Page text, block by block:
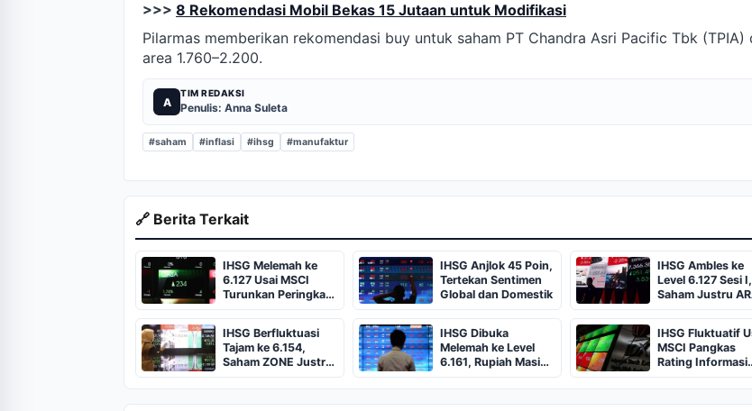
>>> 8 Rekomendasi Mobil Bekas 15 Jutaan untuk Modifikasi
Pilarmas memberikan rekomendasi buy untuk saham PT Chandra Asri Pacific Tbk (TPIA)
area 1.760–2.200.
A
TIM REDAKSI
Penulis: Anna Suleta
#saham #inflasi #ihsg #manufaktur
🔗 Berita Terkait
IHSG Melemah ke
6.127 Usai MSCI
Turunkan Peringkat
Transparansi Pasar
Modal Indonesia
IHSG Anjlok 45 Poin,
Tertekan Sentimen
Global dan Domestik
IHSG Ambles ke
Level 6.127 Sesi
Saham Justru
dan Top Gainers
IHSG Berfluktuasi
Tajam ke 6.154,
Saham ZONE Justru
Melejit ARA
IHSG Dibuka
Melemah ke Level
6.161, Rupiah Masih
Tertekan
IHSG Fluktuatif
MSCI Pangkas
Rating Informasi
Pasar Modal
Indonesia